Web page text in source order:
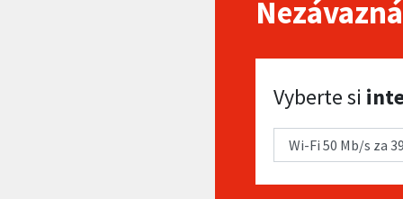
Vyberte si internet
Vyberte si